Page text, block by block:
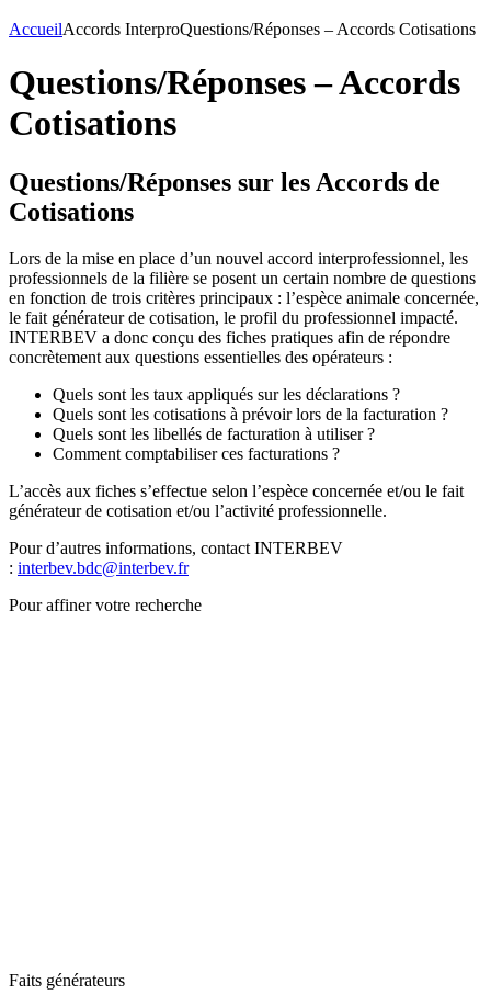
AccueilAccords InterproQuestions/Réponses – Accords Cotisations
Questions/Réponses – Accords
Cotisations
Questions/Réponses sur les Accords de
Cotisations
Lors de la mise en place d’un nouvel accord interprofessionnel, les
professionnels de la filière se posent un certain nombre de questions
en fonction de trois critères principaux : l’espèce animale concernée,
le fait générateur de cotisation, le profil du professionnel impacté.
INTERBEV a donc conçu des fiches pratiques afin de répondre
concrètement aux questions essentielles des opérateurs :
Quels sont les taux appliqués sur les déclarations ?
Quels sont les cotisations à prévoir lors de la facturation ?
Quels sont les libellés de facturation à utiliser ?
Comment comptabiliser ces facturations ?
L’accès aux fiches s’effectue selon l’espèce concernée et/ou le fait
générateur de cotisation et/ou l’activité professionnelle.
Pour d’autres informations, contact INTERBEV
: interbev.bdc@interbev.fr
Pour affiner votre recherche
Faits générateurs